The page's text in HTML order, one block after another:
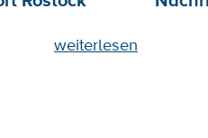
weiterlesen